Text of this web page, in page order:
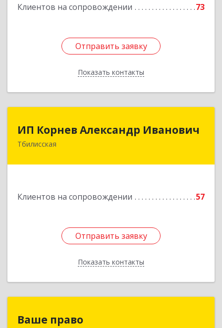
Клиентов на сопровождении 73
Отправить заявку
Показать контакты
Отправить заявку
Назад
ИП Корнев Александр Иванович
Тбилисская
Клиентов на сопровождении 57
Отправить заявку
Показать контакты
352360, Краснодарский край, Тбилисский р-н,
Отправить заявку
Назад
Ваше право